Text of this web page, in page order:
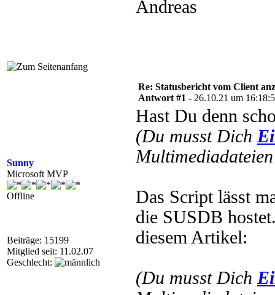
Andreas
Sunny
Microsoft MVP
Offline
Beiträge: 15199
Mitglied seit: 11.02.07
Geschlecht:
Re: Statusbericht vom Client
Antwort #1 - 26.10.21 um
Hast Du denn
(Du musst Dich
Das Script lässt
die SUSDB
diesem Artikel:
(Du musst Dich